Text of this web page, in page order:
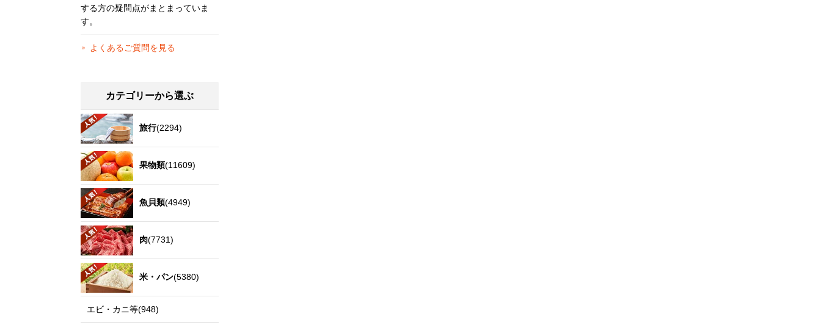
する方の疑問点がまとまっていま
す。
よくあるご質問を見る
カテゴリーから選ぶ
旅行(2294)
果物類(11609)
魚貝類(4949)
肉(7731)
米・パン(5380)
エビ・カニ等(948)